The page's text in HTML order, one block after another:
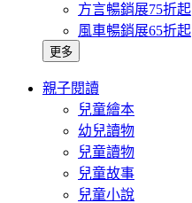
方言暢銷展75折起
風車暢銷展65折起
更多
親子閱讀
兒童繪本
幼兒讀物
兒童讀物
兒童故事
兒童小說